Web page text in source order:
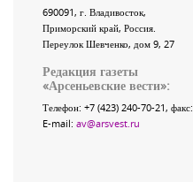
690091, г. Владивосток,
Приморский край, Россия.
Переулок Шевченко, дом 9, 27
Редакция газеты
«Арсеньевские вести»:
Телефон: +7 (423) 240-70-21, факс:
E-mail: av@arsvest.ru